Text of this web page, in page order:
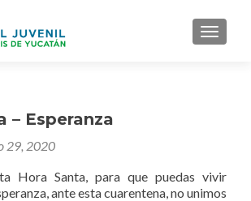
MENU
– Esperanza
29, 2020
Hora Santa, para que puedas vivir
ante esta cuarentena, no unimos